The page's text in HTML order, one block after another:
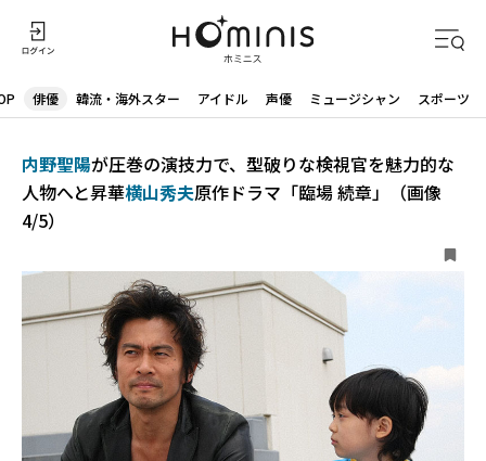
俳優 韓流・海外スター アイドル 声優 ミュージシャン スポーツ
内野聖陽が圧巻の演技力で、型破りな検視官を魅力的な
人物へと昇華――横山秀夫原作ドラマ「臨場 続章」（画像
4/5）